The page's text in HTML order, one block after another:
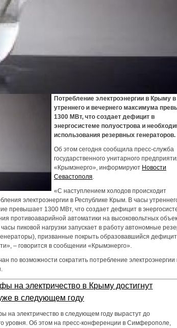
Потребление электроэнергии в Крыму
утреннего и вечернего максимума
1300 МВт, что создает дефицит в
энергосистеме полуострова и
использования резервных генераторов.
Об этом сегодня сообщила пресс-служба
государственного унитарного
«Крымэнерго», информируют Новости
Севастополя.
«С наступлением холодов происходит
электроэнергии в Республике Крым. В часы
превышает 1300 МВт, что создает дефицит в
противоаварийной автоматики на высоковольтных
пиковой нагрузки запускает в работу автономные
призванные покрыть образовавшийся
– говорится в сообщении «Крымэнерго».
по возможности сократить потребление электроэнергии
на электричество в Крыму достигнут
в следующем году
на электричество в следующем году вырастут до
уровня. Об этом на пресс-конференции в Симферополе,